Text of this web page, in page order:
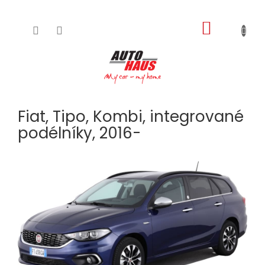
NÁKUPNÍ
KOŠÍK
Fiat, Tipo, Kombi, integrované
podélníky, 2016-